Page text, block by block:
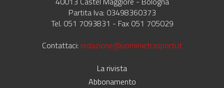
Partita Iva: 03498360373
Tel. 051 7093831 - Fax 051 705029
Contattaci: redazione@uominietrasporti.it
La rivista
Abbonamento